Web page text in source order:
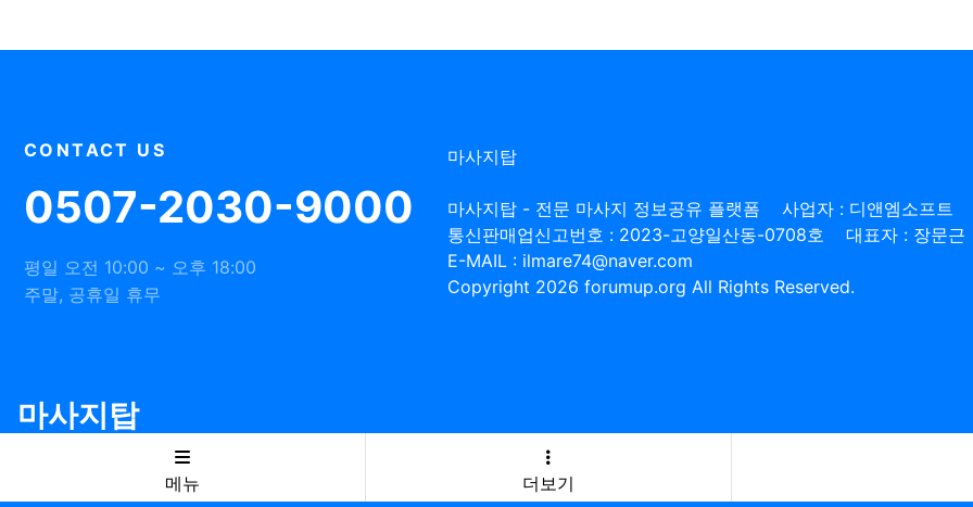
CONTACT US
0507-2030-9000
평일 오전 10:00 ~ 오후 18:00
주말, 공휴일 휴무
마사지탑
마사지탑 - 전문 마사지 정보공유 플랫폼
사업자 : 디앤엠소프트
통신판매업신고번호 : 2023-고양일산동-0708호
대표자 : 장문근
E-MAIL : ilmare74@naver.com
Copyright 2026 forumup.org All Rights Reserved.
마사지탑
메뉴
더보기